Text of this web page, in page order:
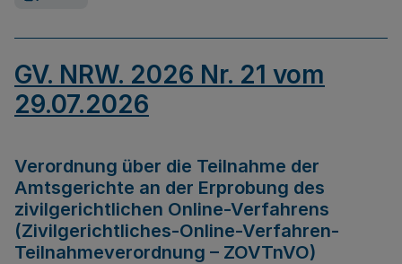
GV. NRW. 2026 Nr. 21 vom
29.07.2026
Verordnung über die Teilnahme der
Amtsgerichte an der Erprobung des
zivilgerichtlichen Online-Verfahrens
(Zivilgerichtliches-Online-Verfahren-
Teilnahmeverordnung – ZOVTnVO)